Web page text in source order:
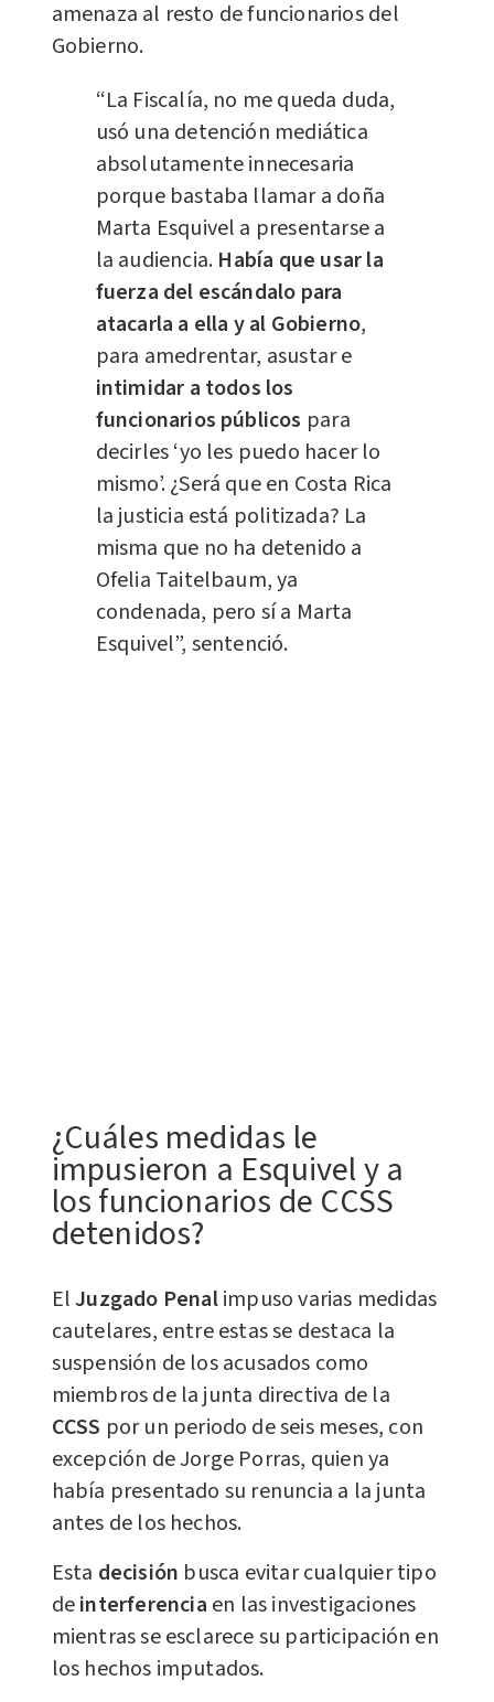
amenaza al resto de funcionarios del
Gobierno.
“La Fiscalía, no me queda duda,
usó una detención mediática
absolutamente innecesaria
porque bastaba llamar a doña
Marta Esquivel a presentarse a
la audiencia. Había que usar la
fuerza del escándalo para
atacarla a ella y al Gobierno,
para amedrentar, asustar e
intimidar a todos los
funcionarios públicos para
decirles ‘yo les puedo hacer lo
mismo’. ¿Será que en Costa Rica
la justicia está politizada? La
misma que no ha detenido a
Ofelia Taitelbaum, ya
condenada, pero sí a Marta
Esquivel”, sentenció.
¿Cuáles medidas le
impusieron a Esquivel y a
los funcionarios de CCSS
detenidos?
El Juzgado Penalimpuso varias medidas
cautelares, entre estas se destaca la
suspensión de los acusados como
miembros de la junta directiva de la
CCSS por un periodo de seis meses, con
excepción de Jorge Porras, quien ya
había presentado su renuncia a la junta
antes de los hechos.
Esta decisión busca evitar cualquier tipo
deinterferencia en las investigaciones
mientras se esclarece su participación en
los hechos imputados.